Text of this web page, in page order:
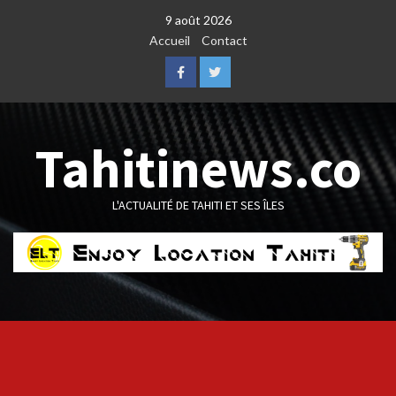
9 août 2026
Accueil
Contact
FacebookTwitter
Tahitinews.co
L'ACTUALITÉ DE TAHITI ET SES ÎLES